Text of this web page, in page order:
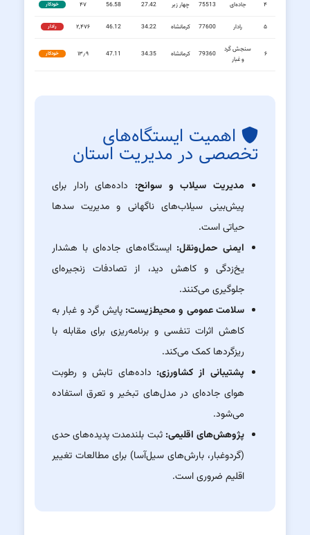
۴ جاده‌ای 75513 چهار زبر 27.42
56.58 ۴۷ خودکار
۵ رادار 77600 کرمانشاه 34.22
46.12 ۲,۴۷۶ رادار
۶
سنجش گرد
و غبار
79360 کرمانشاه 34.35
47.11 ۱۳٫۹ خودکار
اهمیت ایستگاه‌های
تخصصی در مدیریت استان
مدیریت سیلاب و سوانح: داده‌های رادار برای
پیش‌بینی سیلاب‌های ناگهانی و مدیریت سدها
حیاتی است.
ایمنی حمل‌ونقل: ایستگاه‌های جاده‌ای با هشدار
یخ‌زدگی و کاهش دید، از تصادفات زنجیره‌ای
جلوگیری می‌کنند.
سلامت عمومی و محیط‌زیست: پایش گرد و غبار به
کاهش اثرات تنفسی و برنامه‌ریزی برای مقابله با
ریزگردها کمک می‌کند.
پشتیبانی از کشاورزی: داده‌های تابش و رطوبت
هوای جاده‌ای در مدل‌های تبخیر و تعرق استفاده
می‌شود.
پژوهش‌های اقلیمی: ثبت بلندمدت پدیده‌های حدی
(گردوغبار، بارش‌های سیل‌آسا) برای مطالعات تغییر
اقلیم ضروری است.